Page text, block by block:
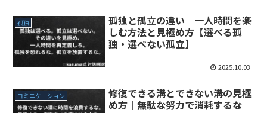
孤独
孤独と孤立の違い｜一人時間を楽
しむ方法と見極め方【選べる孤
独・選べない孤立】
2025.10.03
コミニケーション
修復できる溝とできない溝の見極
め方｜無駄な努力で消耗するな